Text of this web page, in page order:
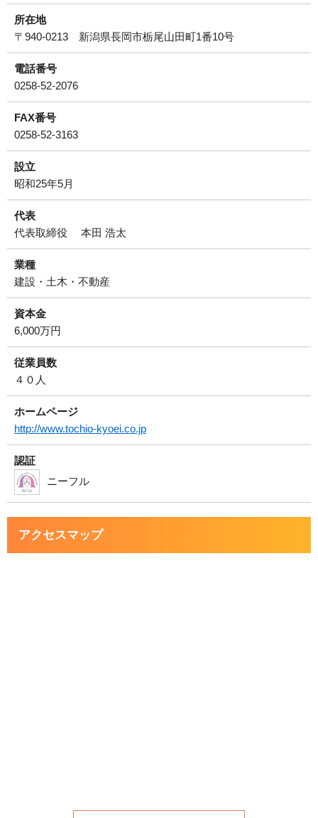
所在地
〒940-0213 新潟県長岡市栃尾山田町1番10号
電話番号
0258-52-2076
FAX番号
0258-52-3163
設立
昭和25年5月
代表
代表取締役 本田 浩太
業種
建設・土木・不動産
資本金
6,000万円
従業員数
４０人
ホームページ
http://www.tochio-kyoei.co.jp
認証
ニーフル
アクセスマップ